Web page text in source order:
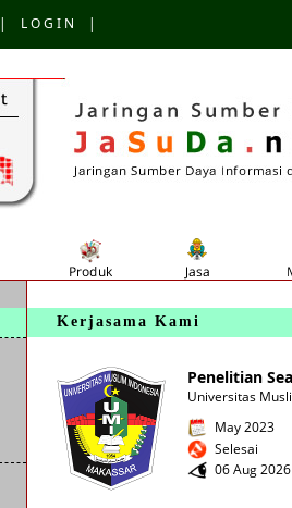
| L O G I N |
Kerjasama Kami
Penelitian
Universitas
May 2023
Selesai
06 Aug